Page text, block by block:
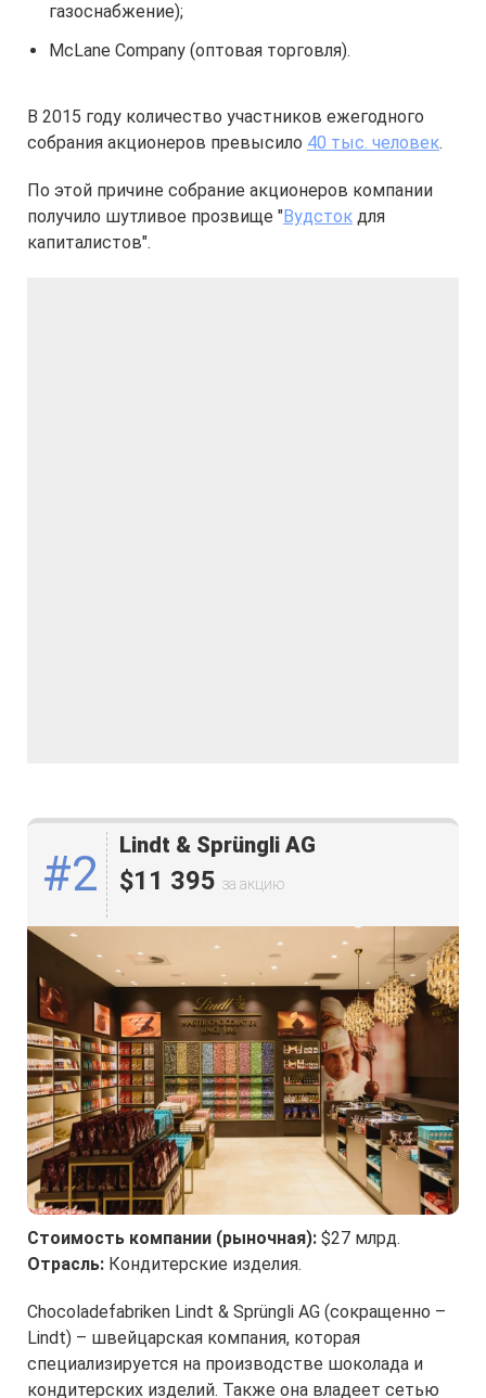
газоснабжение);
McLane Company (оптовая торговля).
В 2015 году количество участников ежегодного
собрания акционеров превысило 40 тыс. человек.
По этой причине собрание акционеров компании
получило шутливое прозвище "Вудсток для
капиталистов".
#2
Lindt & Sprüngli AG
$11 395 за акцию
Стоимость компании (рыночная): $27 млрд.
Отрасль: Кондитерские изделия.
Chocoladefabriken Lindt & Sprüngli AG (сокращенно –
Lindt) – швейцарская компания, которая
специализируется на производстве шоколада и
кондитерских изделий. Также она владеет сетью